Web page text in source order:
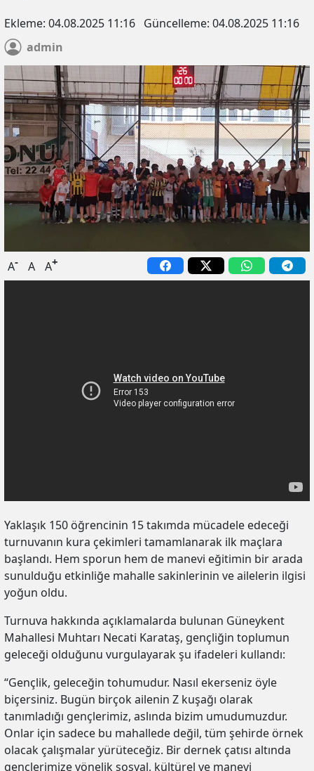
Ekleme: 04.08.2025 11:16 Güncelleme: 04.08.2025 11:16
admin
A- A A+
Yaklaşık 150 öğrencinin 15 takımda mücadele edeceği
turnuvanın kura çekimleri tamamlanarak ilk maçlara
başlandı. Hem sporun hem de manevi eğitimin bir arada
sunulduğu etkinliğe mahalle sakinlerinin ve ailelerin ilgisi
yoğun oldu.
Turnuva hakkında açıklamalarda bulunan Güneykent
Mahallesi Muhtarı Necati Karataş, gençliğin toplumun
geleceği olduğunu vurgulayarak şu ifadeleri kullandı:
“Gençlik, geleceğin tohumudur. Nasıl ekerseniz öyle
biçersiniz. Bugün birçok ailenin Z kuşağı olarak
tanımladığı gençlerimiz, aslında bizim umudumuzdur.
Onlar için sadece bu mahallede değil, tüm şehirde örnek
olacak çalışmalar yürüteceğiz. Bir dernek çatısı altında
gençlerimize yönelik sosyal, kültürel ve manevi